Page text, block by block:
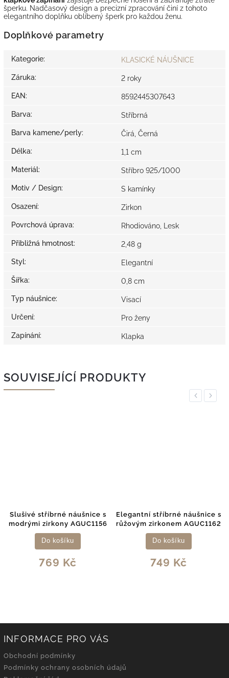
šperku. Nadčasový design a precizní zpracování činí z tohoto
elegantního doplňku oblíbený šperk pro každou ženu.
Doplňkové parametry
Kategorie: KLASICKÉ NÁUŠNICE
Záruka: 2 roky
EAN: 8592445307643
Barva: Stříbrná
Barva kamene/perly: Čirá, Černá
Délka: 1,1 cm
Materiál: Stříbro 925/1000
Motiv / Design: S kamínky
Osazení: Zirkon
Povrchová úprava: Rhodiováno, Lesk
Přibližná hmotnost: 2,48 g
Styl: Elegantní
Šířka: 0,8 cm
Typ náušnice: Visací
Určení: Pro ženy
Zapínání: Klapka
SOUVISEJÍCÍ PRODUKTY
Previous
Slušivé stříbrné náušnice s
modrými zirkony AGUC1156
769 Kč
Do košíku
Elegantní stříbrné náušnice s
růžovým zirkonem AGUC1162
749 Kč
Do košíku
Next
INFORMACE PRO VÁS
Obchodní podmínky
Podmínky ochrany osobních údajů